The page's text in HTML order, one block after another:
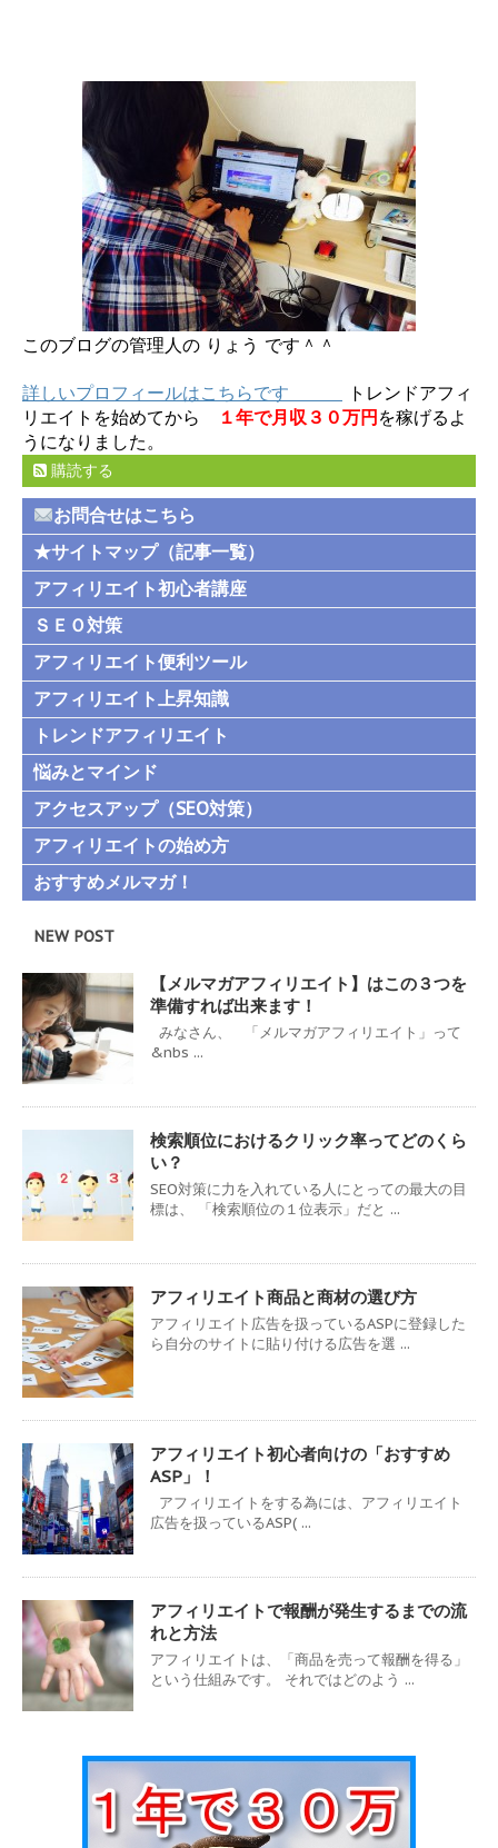
このブログの管理人の りょう です＾＾
詳しいプロフィールはこちらです
トレンドアフィ
リエイトを始めてから
１年で月収３０万円 を稼げるよ
うになりました。
購読する
お問合せはこちら
★サイトマップ（記事一覧）
アフィリエイト初心者講座
ＳＥＯ対策
アフィリエイト便利ツール
アフィリエイト上昇知識
トレンドアフィリエイト
悩みとマインド
アクセスアップ（SEO対策）
アフィリエイトの始め方
おすすめメルマガ！
NEW POST
【メルマガアフィリエイト】はこの３つを
準備すれば出来ます！
みなさん、 「メルマガアフィリエイト」って
&nbs ...
検索順位におけるクリック率ってどのくら
い？
SEO対策に力を入れている人にとっての最大の目
標は、 「検索順位の１位表示」だと ...
アフィリエイト商品と商材の選び方
アフィリエイト広告を扱っているASPに登録した
ら自分のサイトに貼り付ける広告を選 ...
アフィリエイト初心者向けの「おすすめ
ASP」！
アフィリエイトをする為には、アフィリエイト
広告を扱っているASP( ...
アフィリエイトで報酬が発生するまでの流
れと方法
アフィリエイトは、「商品を売って報酬を得る」
という仕組みです。 それではどのよう ...